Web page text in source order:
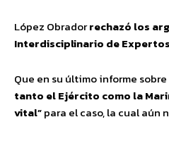
López Obradorrechazó los
Interdisciplinario de
Que en su último informe
tanto el Ejército como la
vital”para el caso, la cual aún